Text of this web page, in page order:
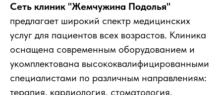
Сеть клиник "Жемчужина Подолья"
предлагает широкий спектр медицинских
услуг для пациентов всех возрастов. Клиника
оснащена современным оборудованием и
укомплектована высококвалифицированными
специалистами по различным направлениям:
терапия, кардиология, стоматология,